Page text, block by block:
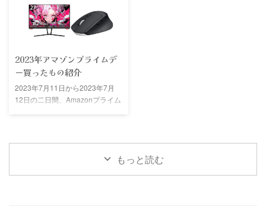
500000を超えた。なので今回は
私が戦闘力を上げるためにやった
ことを解説していこうと思う。
を上げる方法で行ったことを以下
に示す。 メモリア オーダー リリ
ィ 私はリリィ強化を全然してい
なかったのでなかなか戦闘力が上
がらなかった。このほかにも実績
によっても戦闘力が上昇するけど
2023年アマゾンプライムデ
ー買ったもの紹介
2023年7月11日から2023年7月
12日の二日間、Amazonプライム
ムセールのものではないのでそこ
はご了承願う。合計で33,920円
もっと読む